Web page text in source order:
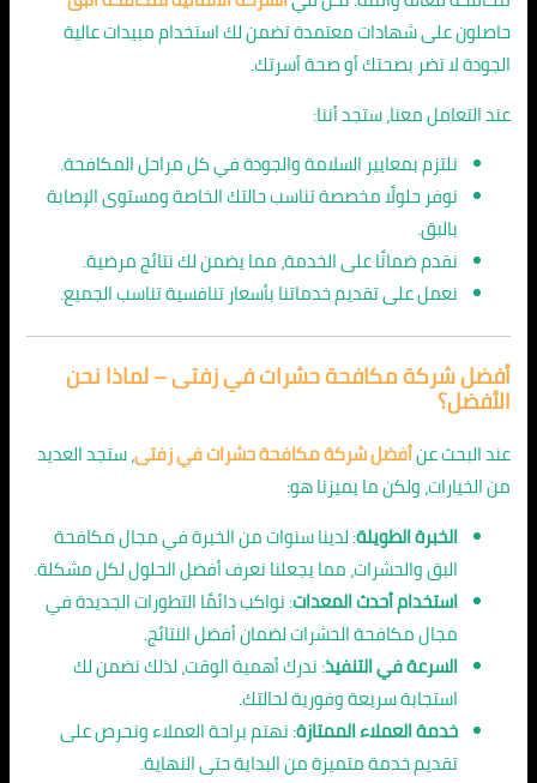
حاصلون على شهادات معتمدة تضمن لك استخدام مبيدات عالية
الجودة لا تضر بصحتك أو صحة أسرتك.
عند التعامل معنا، ستجد أننا:
نلتزم بمعايير السلامة والجودة في كل مراحل المكافحة.
نوفر حلولًا مخصصة تناسب حالتك الخاصة ومستوى الإصابة
بالبق.
نقدم ضمانًا على الخدمة، مما يضمن لك نتائج مرضية.
نعمل على تقديم خدماتنا بأسعار تنافسية تناسب الجميع.
أفضل شركة مكافحة حشرات في زفتى – لماذا نحن
الأفضل؟
عند البحث عنأفضل شركة مكافحة حشرات في زفتى، ستجد العديد
من الخيارات، ولكن ما يميزنا هو:
الخبرة الطويلة: لدينا سنوات من الخبرة في مجال مكافحة
البق والحشرات، مما يجعلنا نعرف أفضل الحلول لكل مشكلة.
استخدام أحدث المعدات: نواكب دائمًا التطورات الجديدة في
مجال مكافحة الحشرات لضمان أفضل النتائج.
السرعة في التنفيذ: ندرك أهمية الوقت، لذلك نضمن لك
استجابة سريعة وفورية لحالتك.
خدمة العملاء الممتازة: نهتم براحة العملاء ونحرص على
تقديم خدمة متميزة من البداية حتى النهاية.